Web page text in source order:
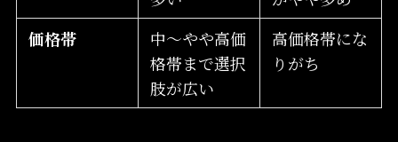
価格帯
中～やや高価
格帯まで選択
肢が広い
高価格帯にな
りがち